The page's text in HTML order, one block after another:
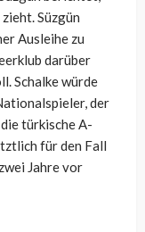
Süzgün
Ausleihe zu
darüber
Schalke würde
der
türkische A-
für den Fall
Jahre vor